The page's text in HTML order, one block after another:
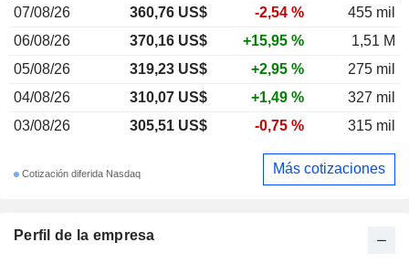
Perfil de la empresa
07/08/26
360,76 US$ -2,54 %
455 mil
06/08/26
370,16 US$ +15,95 %
1,51 M
05/08/26
319,23 US$ +2,95 %
275 mil
04/08/26
310,07 US$ +1,49 %
327 mil
03/08/26
305,51 US$ -0,75 % 315 mil
Cotización diferida Nasdaq Más cotizaciones